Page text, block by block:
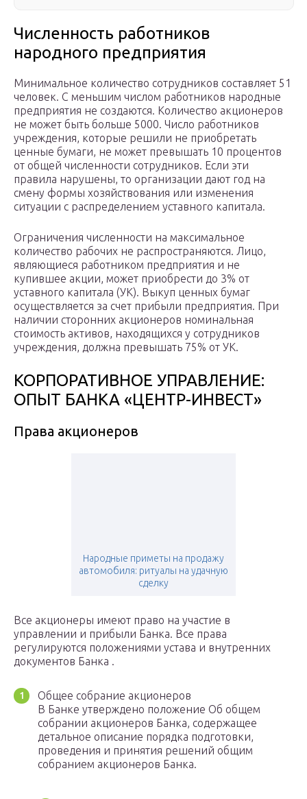
Численность работников
народного предприятия
Минимальное количество сотрудников составляет 51
человек. С меньшим числом работников народные
предприятия не создаются. Количество акционеров
не может быть больше 5000. Число работников
учреждения, которые решили не приобретать
ценные бумаги, не может превышать 10 процентов
от общей численности сотрудников. Если эти
правила нарушены, то организации дают год на
смену формы хозяйствования или изменения
ситуации с распределением уставного капитала.
Ограничения численности на максимальное
количество рабочих не распространяются. Лицо,
являющиеся работником предприятия и не
купившее акции, может приобрести до 3% от
уставного капитала (УК). Выкуп ценных бумаг
осуществляется за счет прибыли предприятия. При
наличии сторонних акционеров номинальная
стоимость активов, находящихся у сотрудников
учреждения, должна превышать 75% от УК.
КОРПОРАТИВНОЕ УПРАВЛЕНИЕ:
ОПЫТ БАНКА «ЦЕНТР-ИНВЕСТ»
Права акционеров
Народные приметы на продажу
автомобиля: ритуалы на удачную
сделку
Все акционеры имеют право на участие в
управлении и прибыли Банка. Все права
регулируются положениями устава и внутренних
документов Банка .
Общее собрание акционеров
В Банке утверждено положение Об общем
собрании акционеров Банка, содержащее
детальное описание порядка подготовки,
проведения и принятия решений общим
собранием акционеров Банка.